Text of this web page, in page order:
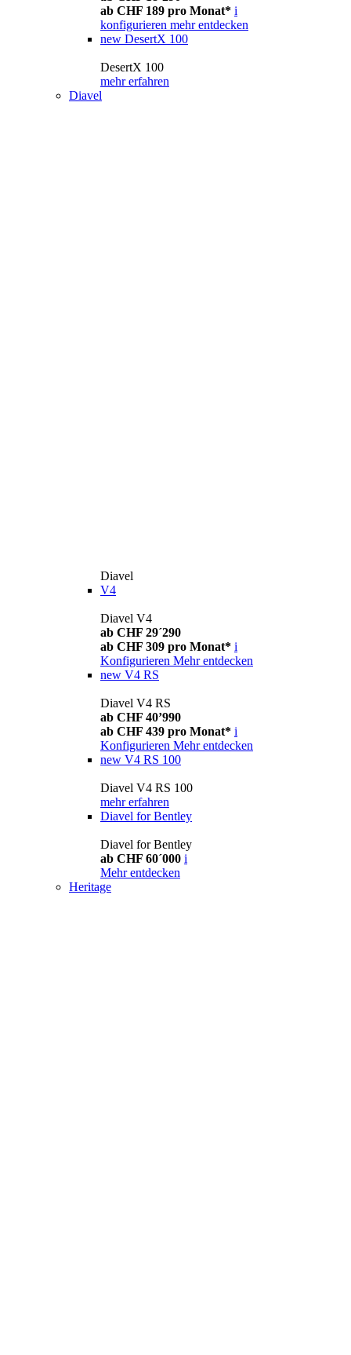
ab CHF 189 pro Monat* i
konfigurieren mehr entdecken
new DesertX 100
DesertX 100
mehr erfahren
Diavel
Diavel
V4
Diavel V4
ab CHF 29´290
ab CHF 309 pro Monat* i
Konfigurieren Mehr entdecken
new V4 RS
Diavel V4 RS
ab CHF 40’990
ab CHF 439 pro Monat* i
Konfigurieren Mehr entdecken
new V4 RS 100
Diavel V4 RS 100
mehr erfahren
Diavel for Bentley
Diavel for Bentley
ab CHF 60´000 i
Mehr entdecken
Heritage